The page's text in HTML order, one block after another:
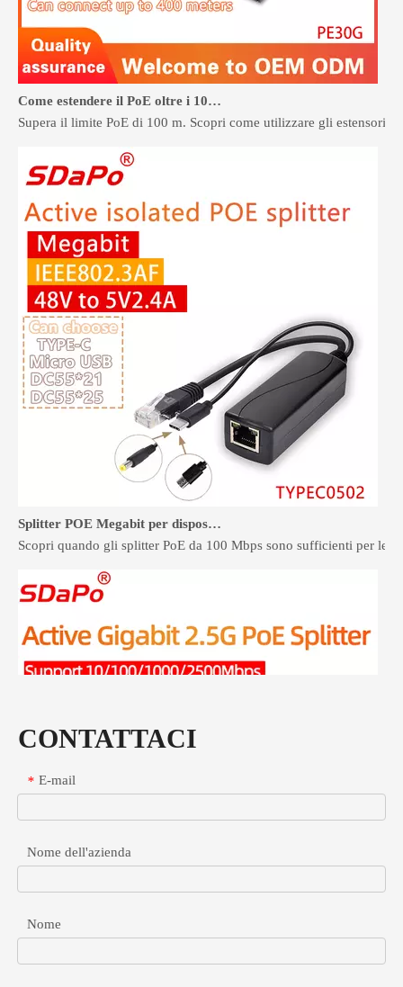
Come estendere il PoE oltre i 100 metri senza ricablare
Supera il limite PoE di 100 m. Scopri come utilizzare gli estensori
Scopri quando gli splitter PoE da 100 Mbps sono sufficienti per le
CONTATTACI
* E-mail
Nome dell'azienda
Nome